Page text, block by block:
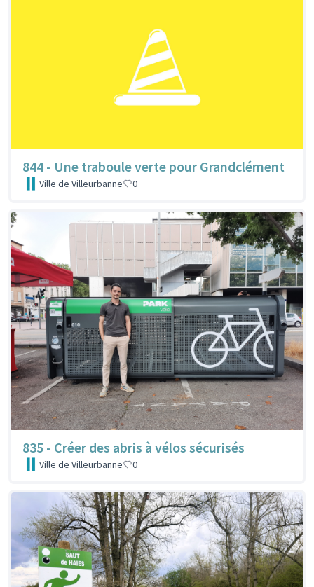
844 - Une traboule verte pour Grandclément
Ville de Villeurbanne 0
835 - Créer des abris à vélos sécurisés
Ville de Villeurbanne 0